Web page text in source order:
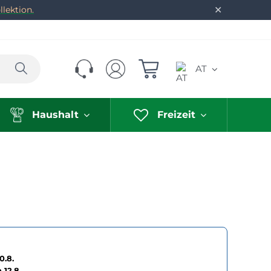
✕
Suchen AT
Haushalt Freizeit